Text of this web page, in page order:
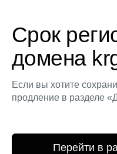
Срок
домена
Если вы хотите
продление в разделе
Перейти в